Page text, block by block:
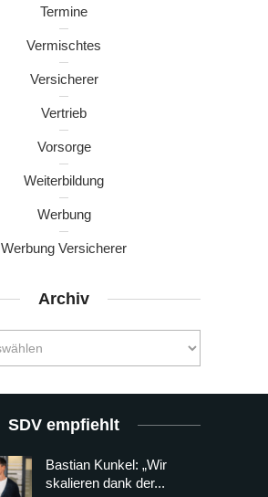
Termine
Vermischtes
Versicherer
Vertrieb
Vorsorge
Weiterbildung
Werbung
Werbung Versicherer
Archiv
SDV empfiehlt
Bastian Kunkel: „Wir
skalieren dank der...